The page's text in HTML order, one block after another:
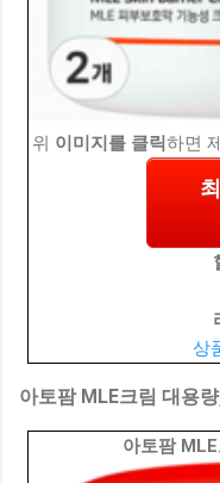
위 이미지를 클릭하면
상
아토팜 MLE크림 대용
아토팜